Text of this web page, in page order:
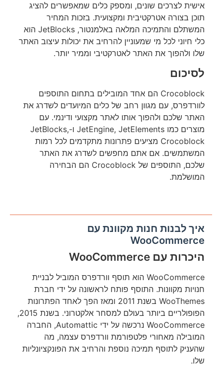
אישית לצרכים שונים, ומספק כלים שמאפשרים להציג
תוכן בצורה אטרקטיבית ומקצועית. בזכות המחיר
המשתלם והתמיכה המלאה באלמנטור, JetBlocks הוא
כלי חיוני לכל מי שמעוניין להרחיב את יכולות עיצוב האתר
שלו ולהפוך את האתר לאטרקטיבי וממיר יותר.
לסיכום
Crocoblock הם אחד המובילים בתחום התוספים
לוורדפרס, עם מגוון רחב של כלים המיועדים לשדרג את
האתר שלכם ולהפוך אותו לאתר מקצועי ודינמי. עם
מוצרים כמו JetEngine, JetElements ו-JetBlocks,
Crocoblock מציעים פתרונות מתקדמים לכל רמות
המשתמשים. אם אתם מחפשים לשדרג את האתר
שלכם, התוספים של Crocoblock הם הבחירה
המושלמת.
איך לבנות חנות מקוונת עם
WooCommerce
היכרות עם WooCommerce
WooCommerce הוא תוסף וורדפרס המוביל לבניית
חנויות מקוונות. התוסף פותח לראשונה על ידי חברת
WooThemes בשנת 2011 ומאז הפך לאחד הפתרונות
הפופולריים ביותר בעולם למסחר אלקטרוני. בשנת 2015,
WooCommerce נרכשה על ידי Automattic, החברה
המובילה מאחורי פלטפורמת וורדפרס עצמה, מה
שהעניק לתוסף תמיכה נוספת והרחיב את הפונקציונליות
שלו.